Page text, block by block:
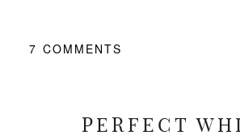
7 COMMENTS
PERFECT